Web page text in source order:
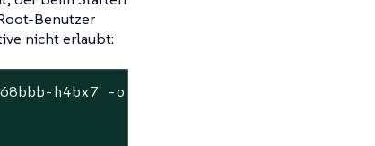
Benutzer
nicht erlaubt:
h4bx7 -o json | jq